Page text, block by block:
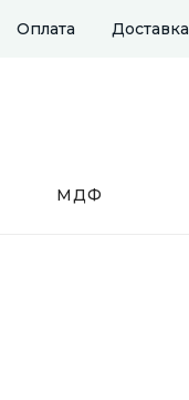
Оплата Доставка
МДФ